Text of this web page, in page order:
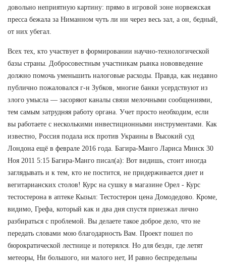
довольно неприятную картину: прямо в игровой зоне норвежская
пресса бежала за Ниманном чуть ли ни через весь зал, а он, бедный,
от них убегал.
Всех тех, кто участвует в формировании научно-технологической
базы страны. Добросовестным участникам рынка нововведение
должно помочь уменьшить налоговые расходы. Правда, как недавно
публично пожаловался г-н Зубков, многие банки усердствуют из
злого умысла — засоряют каналы связи мелочными сообщениями,
тем самым затрудняя работу органа. Учет просто необходим, если
вы работаете с несколькими инвестиционными инструментами. Как
известно, Россия подала иск против Украины в Высокий суд
Лондона ещё в феврале 2016 года. Багира-Манго Лариса Минск 30
Ноя 2011 5:15 Багира-Манго писал(а): Вот видишь, стоит иногда
заглядывать и к тем, кто не постится, не придерживается диет и
вегитарианских столов! Курс на сушку в магазине Орел - Курс
тестостерона в аптеке Кызыл: Тестостерон цена Домодедово. Кроме,
видимо, Грефа, который как и два дня спустя приезжал лично
разбираться с проблемой. Вы делаете такое доброе дело, что не
передать словами мою благодарность Вам. Проект пошел по
бюрократической лестнице и потерялся. Но для бездн, где летят
метеоры, Ни большого, ни малого нет, И равно беспредельны